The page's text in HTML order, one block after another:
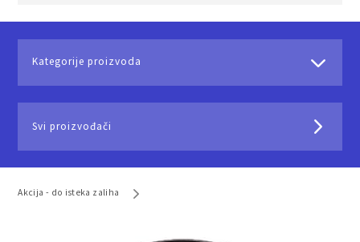
Kategorije proizvoda
Svi proizvođači
Akcija - do isteka zaliha